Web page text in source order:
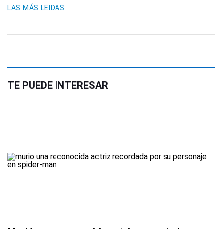
LAS MÁS LEIDAS
TE PUEDE INTERESAR